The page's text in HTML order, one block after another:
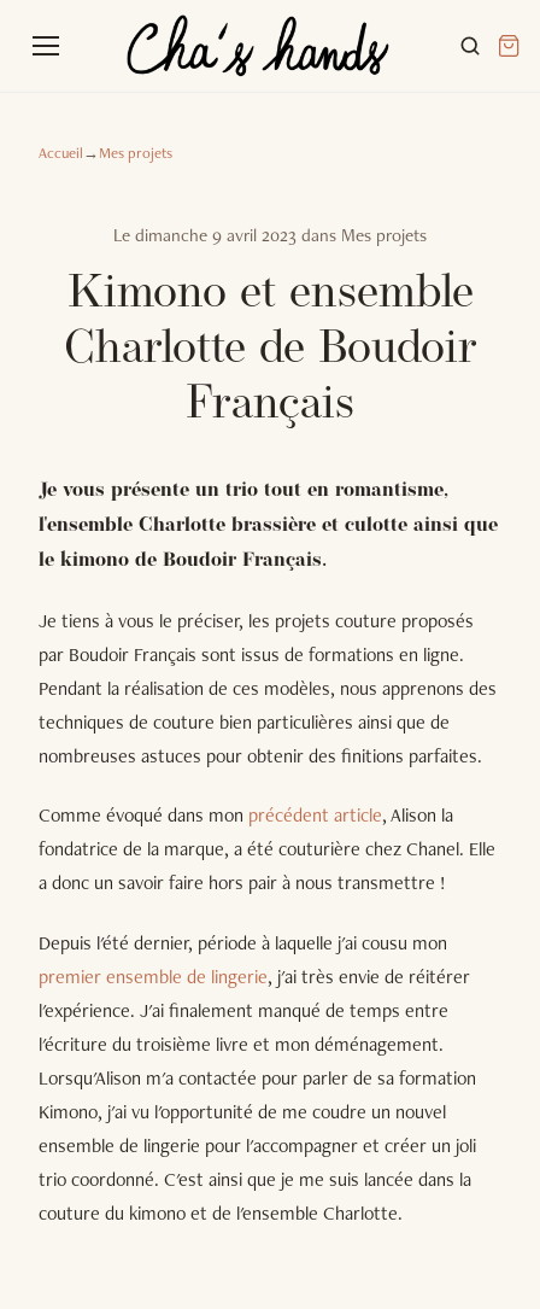
Accueil→Mes projets
Le dimanche 9 avril 2023 dans Mes projets
Kimono et ensemble
Charlotte de Boudoir
Français
Je vous présente un trio tout en romantisme,
l'ensemble Charlotte brassière et culotte ainsi que
le kimono de Boudoir Français.
Je tiens à vous le préciser, les projets couture proposés
par Boudoir Français sont issus de formations en ligne.
Pendant la réalisation de ces modèles, nous apprenons des
techniques de couture bien particulières ainsi que de
nombreuses astuces pour obtenir des finitions parfaites.
Comme évoqué dans mon précédent article, Alison la
fondatrice de la marque, a été couturière chez Chanel. Elle
a donc un savoir faire hors pair à nous transmettre !
Depuis l'été dernier, période à laquelle j'ai cousu mon
premier ensemble de lingerie, j'ai très envie de réitérer
l'expérience. J'ai finalement manqué de temps entre
l'écriture du troisième livre et mon déménagement.
Lorsqu'Alison m'a contactée pour parler de sa formation
Kimono, j'ai vu l'opportunité de me coudre un nouvel
ensemble de lingerie pour l'accompagner et créer un joli
trio coordonné. C'est ainsi que je me suis lancée dans la
couture du kimono et de l'ensemble Charlotte.